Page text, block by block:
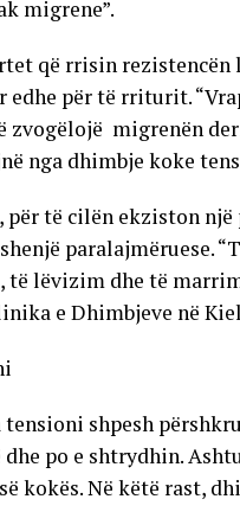
migrene”.
që rrisin
edhe për të rriturit.
zvogëlojë migrenën
nga dhimbje koke
për të cilën ekziston
paralajmëruese.
të lëvizim dhe të
e Dhimbjeve në
shpesh
dhe po e shtrydhin.
kokës. Në këtë rast,